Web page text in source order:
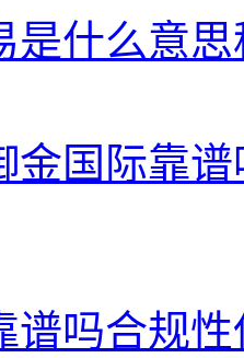
是什么意
金国际靠
谱吗合规